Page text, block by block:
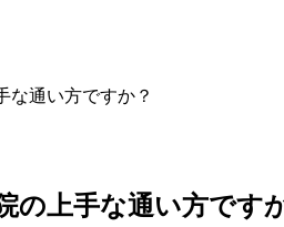
な通い方ですか？
の上手な通い方です